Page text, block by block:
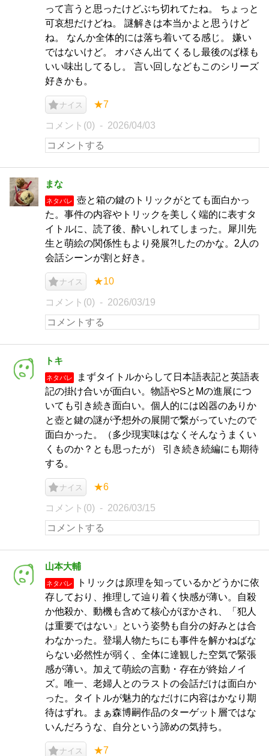
って言うと思ったけどぶち切れてたね。 ちょっと
可哀想だけどね。 謎解きは本当かよと思うけど
ね。 なんか全体的には落ち着いてる感じ。 嫌い
ではないけど。 オバさん出てくるし最後のば様も
いい味出してるし。 言い回しなどもこのシリーズ
好きかも。
ナイス ★7
コメント(0) 2026/04/03
まな
ネタバレ
壺と箱の鍵のトリックがとても面白かっ
た。事件の内容やトリックを美しく端的に表すタ
イトルに、読了後、酔いしれてしまった。犀川先
生と萌絵の関係性もより発展⁈したのかな。2人の
会話シーンが割と好き。
ナイス ★10
コメント(0) 2026/03/19
トキ
ネタバレ
まずタイトルからして日本語表記と英語表
記の掛け合いが面白い。物語やSとMの進展につ
いても引き続き面白い。個人的には凶器のありか
と壺と鍵の謎が予想外の展開で繋がっていたので
面白かった。（多少現実味はなくそんなうまくい
くものか？とも思ったが） 引き続き続編にも期待
する。
ナイス ★6
コメント(0) 2026/03/15
山本大輔
ネタバレ
トリックは原理を知っているかどうかに依
存しており、推理して辿り着く快感が薄い。自殺
か他殺か、動機も含めて核心がぼかされ、「犯人
は重要ではない」という姿勢も自分の好みとは合
わなかった。登場人物たちにも事件を解かねばな
らない必然性が弱く、全体に達観した空気で緊張
感が薄い。加えて萌絵の言動・存在が終始ノイ
ズ。唯一、老婦人とのラストの会話だけは面白か
った。タイトルが魅力的なだけに内容はかなり期
待はずれ。まぁ森博嗣作品のターゲット層ではな
いんだろうな、自分という諦めの気持ち。
ナイス ★7